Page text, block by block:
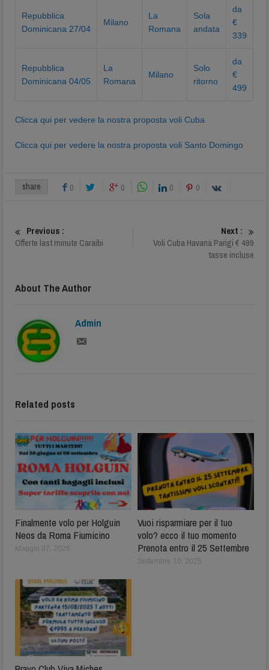
Repubblica
Dominicana 27/04
Milano
La
Romana
Sola
andata
da
€
339
Repubblica
Dominicana 04/05
La
Romana
Milano
Solo
ritorno
da
€
499
Clicca qui per vedere la nostra proposta voli Cuba
Clicca qui per vedere la nostra proposta voli Santo Domingo
share 0 0 0 0
Previous :
Offerte last minute Caraibi
Next :
Voli Cuba Havana Parigi € 499
tasse incluse
About The Author
Admin
Related posts
Finalmente volo per Holguin
Neos da Roma Fiumicino
Maggio 07, 2026
Vuoi risparmiare per il tuo
volo? ecco il tuo momento
Prenota entro il 25 Settembre
Settembre 10, 2025